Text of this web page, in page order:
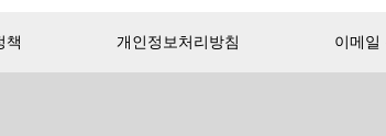
책 개인정보처리방침 이메일